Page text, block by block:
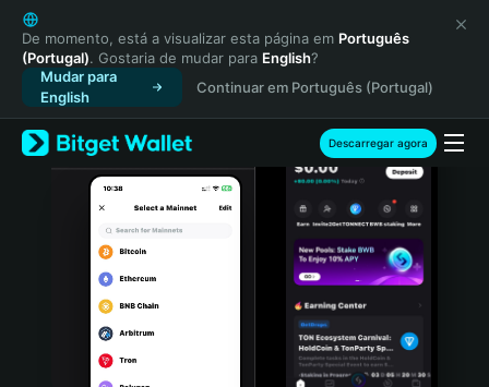
English
日本語
Tiếng Việt
Русский
Español (Latinoamérica)
Türkçe
Italiano
Português (Portugal)
Bahasa Indonesia
De momento, está a visualizar esta página em Português
(Portugal). Gostaria de mudar para English?
Mudar para
English
Continuar em Português (Portugal)
Descarregar agora